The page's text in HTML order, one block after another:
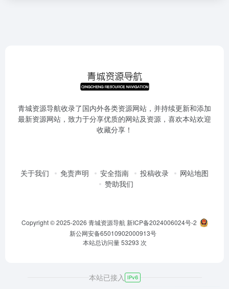
青城资源导航收录了国内外各类资源网站，并持续更新和添加
最新资源网站，致力于分享优质的网站及资源，喜欢本站欢迎
收藏分享！
关于我们 免责声明 安全指南 投稿收录
网站地图
赞助我们
Copyright © 2025-2026 青城资源导航 新ICP备2024006024号-2
新公网安备65010902000913号
本站总访问量53293 次
本站已接入 IPv6
今日热榜